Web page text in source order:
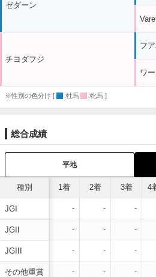
ゼダーン
チヨダフジ
フ
ワ
※性別の色分け [ :牡馬 :牝馬 ]
総合成績
平地
種別
JGI
JGII
JGIII
その他重賞
1着 2着 3着 4
- - -
- - -
- - -
- - -